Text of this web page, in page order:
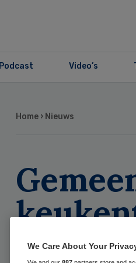
Podcast Video’s
Home › Nieuws
niet
We Care About Your